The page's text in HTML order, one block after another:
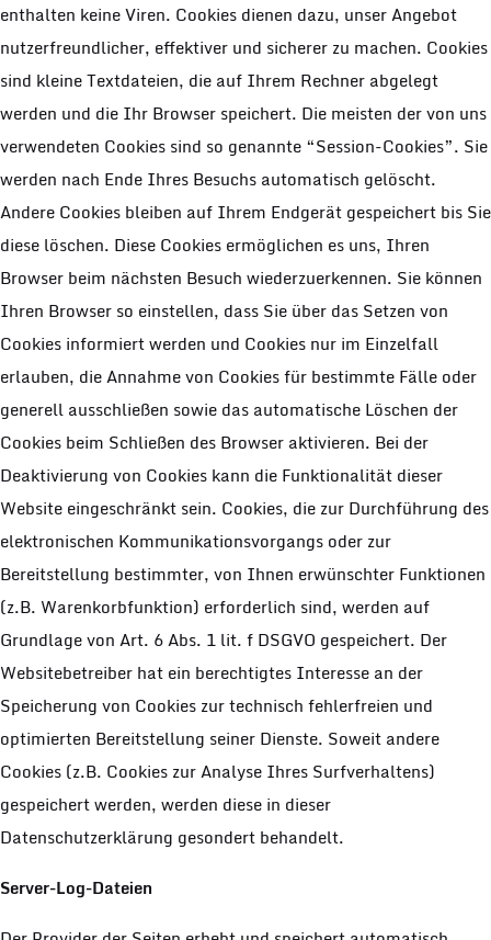
enthalten keine Viren. Cookies dienen dazu, unser Angebot
nutzerfreundlicher, effektiver und sicherer zu machen. Cookies
sind kleine Textdateien, die auf Ihrem Rechner abgelegt
werden und die Ihr Browser speichert. Die meisten der von uns
verwendeten Cookies sind so genannte “Session-Cookies”. Sie
werden nach Ende Ihres Besuchs automatisch gelöscht.
Andere Cookies bleiben auf Ihrem Endgerät gespeichert bis Sie
diese löschen. Diese Cookies ermöglichen es uns, Ihren
Browser beim nächsten Besuch wiederzuerkennen. Sie können
Ihren Browser so einstellen, dass Sie über das Setzen von
Cookies informiert werden und Cookies nur im Einzelfall
erlauben, die Annahme von Cookies für bestimmte Fälle oder
generell ausschließen sowie das automatische Löschen der
Cookies beim Schließen des Browser aktivieren. Bei der
Deaktivierung von Cookies kann die Funktionalität dieser
Website eingeschränkt sein. Cookies, die zur Durchführung des
elektronischen Kommunikationsvorgangs oder zur
Bereitstellung bestimmter, von Ihnen erwünschter Funktionen
(z.B. Warenkorbfunktion) erforderlich sind, werden auf
Grundlage von Art. 6 Abs. 1 lit. f DSGVO gespeichert. Der
Websitebetreiber hat ein berechtigtes Interesse an der
Speicherung von Cookies zur technisch fehlerfreien und
optimierten Bereitstellung seiner Dienste. Soweit andere
Cookies (z.B. Cookies zur Analyse Ihres Surfverhaltens)
gespeichert werden, werden diese in dieser
Datenschutzerklärung gesondert behandelt.
Server-Log-Dateien